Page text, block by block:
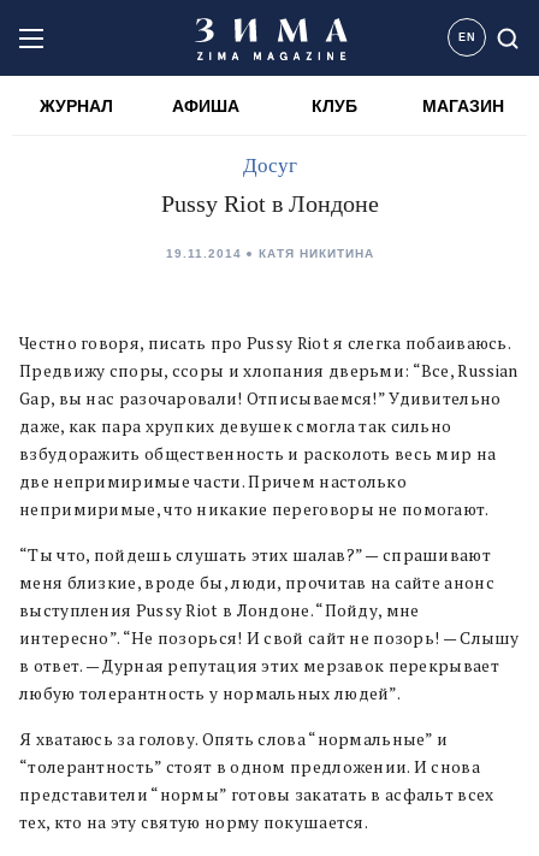
EN
ЖУРНАЛ АФИША КЛУБ МАГАЗИН
Досуг
Pussy Riot в Лондоне
19.11.2014 КАТЯ НИКИТИНА
Честно говоря, писать про Pussy Riot я слегка побаиваюсь.
Предвижу споры, ссоры и хлопания дверьми: “Все, Russian
Gap, вы нас разочаровали! Отписываемся!” Удивительно
даже, как пара хрупких девушек смогла так сильно
взбудоражить общественность и расколоть весь мир на
две непримиримые части. Причем настолько
непримиримые, что никакие переговоры не помогают.
“Ты что, пойдешь слушать этих шалав?” — спрашивают
меня близкие, вроде бы, люди, прочитав на сайте анонс
выступления Pussy Riot в Лондоне. “Пойду, мне
интересно”. “Не позорься! И свой сайт не позорь! — Слышу
в ответ. — Дурная репутация этих мерзавок перекрывает
любую толерантность у нормальных людей”.
Я хватаюсь за голову. Опять слова “нормальные” и
“толерантность” стоят в одном предложении. И снова
представители “нормы” готовы закатать в асфальт всех
тех, кто на эту святую норму покушается.